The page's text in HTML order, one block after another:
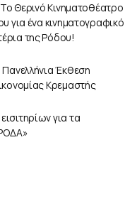
Το Θερινό Κινηματοθέατρο
για ένα κινηματογραφικό
της Ρόδου!
Έκθεση
Κρεμαστής
για τα